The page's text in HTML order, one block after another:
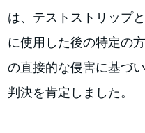
は、テストストリップ
に使用した後の特定の
の直接的な侵害に基づ
判決を肯定しました。